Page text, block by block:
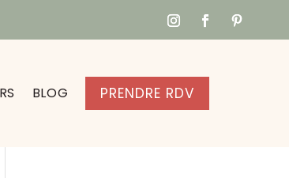
BLOG PRENDRE RDV